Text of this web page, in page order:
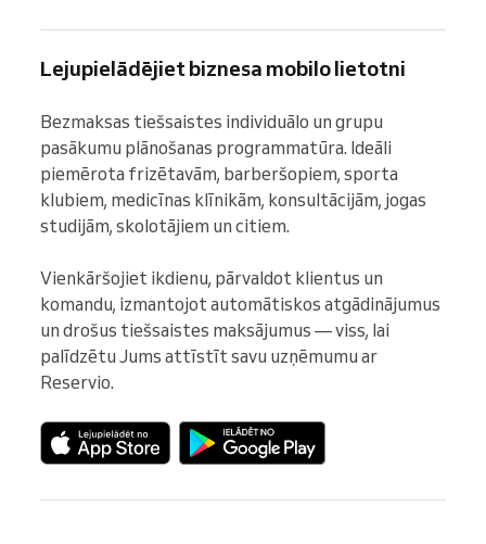
Lejupielādējiet biznesa mobilo lietotni
Bezmaksas tiešsaistes individuālo un grupu
pasākumu plānošanas programmatūra. Ideāli
piemērota frizētavām, barberšopiem, sporta
klubiem, medicīnas klīnikām, konsultācijām, jogas
studijām, skolotājiem un citiem.
Vienkāršojiet ikdienu, pārvaldot klientus un
komandu, izmantojot automātiskos atgādinājumus
un drošus tiešsaistes maksājumus — viss, lai
palīdzētu Jums attīstīt savu uzņēmumu ar
Reservio.